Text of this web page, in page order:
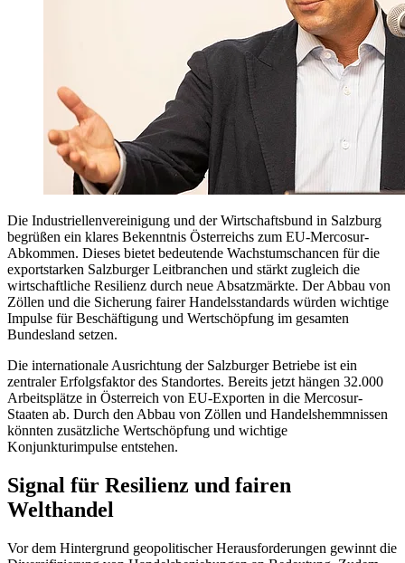
Die Industriellenvereinigung und der Wirtschaftsbund in Salzburg
begrüßen ein klares Bekenntnis Österreichs zum EU-Mercosur-
Abkommen. Dieses bietet bedeutende Wachstumschancen für die
exportstarken Salzburger Leitbranchen und stärkt zugleich die
wirtschaftliche Resilienz durch neue Absatzmärkte. Der Abbau von
Zöllen und die Sicherung fairer Handelsstandards würden wichtige
Impulse für Beschäftigung und Wertschöpfung im gesamten
Bundesland setzen.
Die internationale Ausrichtung der Salzburger Betriebe ist ein
zentraler Erfolgsfaktor des Standortes. Bereits jetzt hängen 32.000
Arbeitsplätze in Österreich von EU-Exporten in die Mercosur-
Staaten ab. Durch den Abbau von Zöllen und Handelshemmnissen
könnten zusätzliche Wertschöpfung und wichtige
Konjunkturimpulse entstehen.
Signal für Resilienz und fairen
Welthandel
Vor dem Hintergrund geopolitischer Herausforderungen gewinnt die